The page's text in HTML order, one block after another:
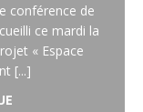
conférence de
ce mardi la
« Espace
[...]